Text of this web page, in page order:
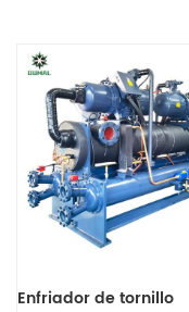
Enfriador de tornillo